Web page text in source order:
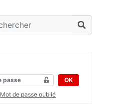
OK
Mot de passe oublié